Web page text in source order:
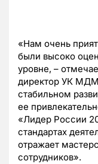
«Нам очень
были высоко
уровне, –
директор УК
стабильном
ее
«Лидер России
стандартах
отражает
сотрудников».